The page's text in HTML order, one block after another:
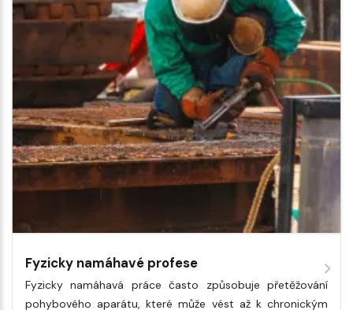
Fyzicky namáhavé profese
Fyzicky namáhavá práce často způsobuje přetěžování
pohybového aparátu, které může vést až k chronickým